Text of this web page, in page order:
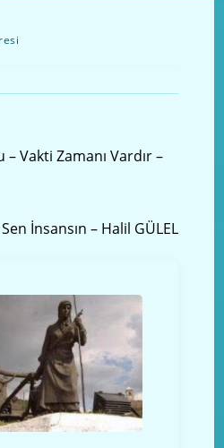
Vakti Zamanı Vardır –
İnsansın – Halil GÜLEL